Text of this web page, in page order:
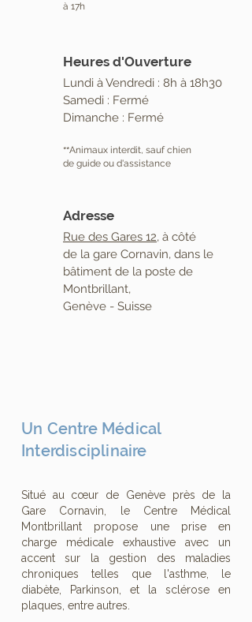
à 17h
Heures d'Ouverture
Lundi à Vendredi : 8h à 18h30
Samedi : Fermé
Dimanche : Fermé
**Animaux interdit, sauf chien
de guide ou d'assistance
Adresse
Rue des Gares 12, à côté
de la gare Cornavin, dans le
bâtiment de la poste de
Montbrillant,
Genève - Suisse
Un Centre Médical
Interdisciplinaire
Situé au cœur de Genève près de la
Gare Cornavin, le Centre Médical
Montbrillant propose une prise en
charge médicale exhaustive avec un
accent sur la gestion des maladies
chroniques telles que l'asthme, le
diabète, Parkinson, et la sclérose en
plaques, entre autres.